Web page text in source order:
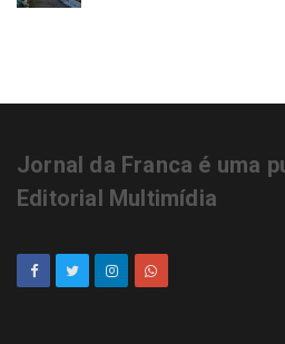
Jornal da Franca é uma
Editorial Multimídia